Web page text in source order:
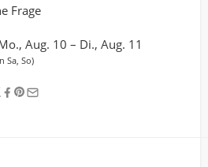
Frage
Aug. 10 – Di., Aug. 11
Sa, So)